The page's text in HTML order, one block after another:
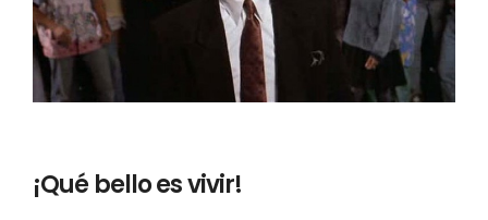
¡Qué bello es vivir!